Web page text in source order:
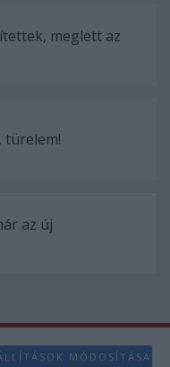
meglett az
türelem!
az új
MÓDOSÍTÁSA